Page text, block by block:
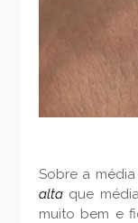
Sobre a
altaque
muito bem e